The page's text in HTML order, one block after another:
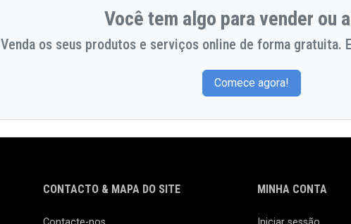
Você tem algo para vender ou
Venda os seus produtos e serviços online de forma gratuita.
Comece agora!
CONTACTO & MAPA DO SITE MINHA CONTA